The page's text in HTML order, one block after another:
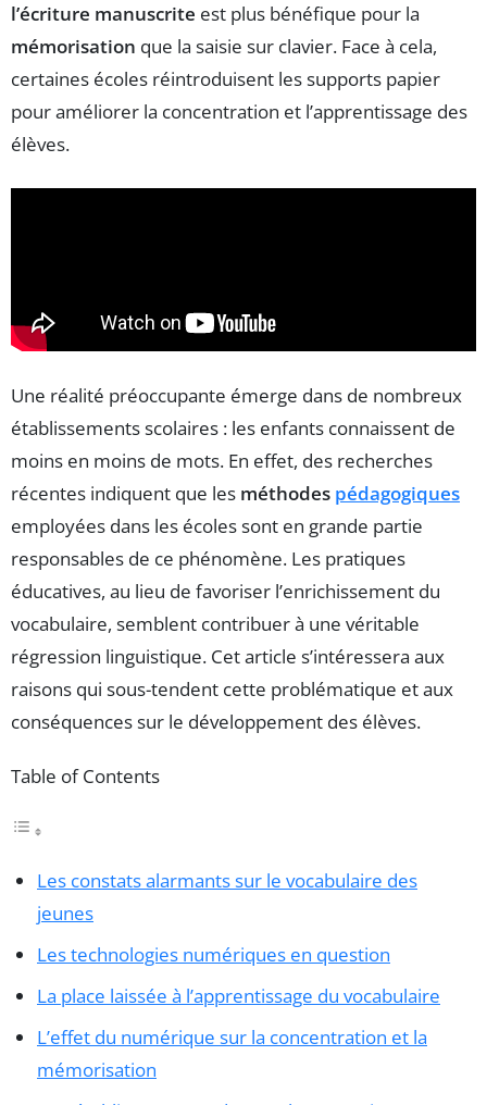
l’écriture manuscrite est plus bénéfique pour la
mémorisation que la saisie sur clavier. Face à cela,
certaines écoles réintroduisent les supports papier
pour améliorer la concentration et l’apprentissage des
élèves.
Une réalité préoccupante émerge dans de nombreux
établissements scolaires : les enfants connaissent de
moins en moins de mots. En effet, des recherches
récentes indiquent que les méthodes pédagogiques
employées dans les écoles sont en grande partie
responsables de ce phénomène. Les pratiques
éducatives, au lieu de favoriser l’enrichissement du
vocabulaire, semblent contribuer à une véritable
régression linguistique. Cet article s’intéressera aux
raisons qui sous-tendent cette problématique et aux
conséquences sur le développement des élèves.
Table of Contents
Les constats alarmants sur le vocabulaire des
jeunes
Les technologies numériques en question
La place laissée à l’apprentissage du vocabulaire
L’effet du numérique sur la concentration et la
mémorisation